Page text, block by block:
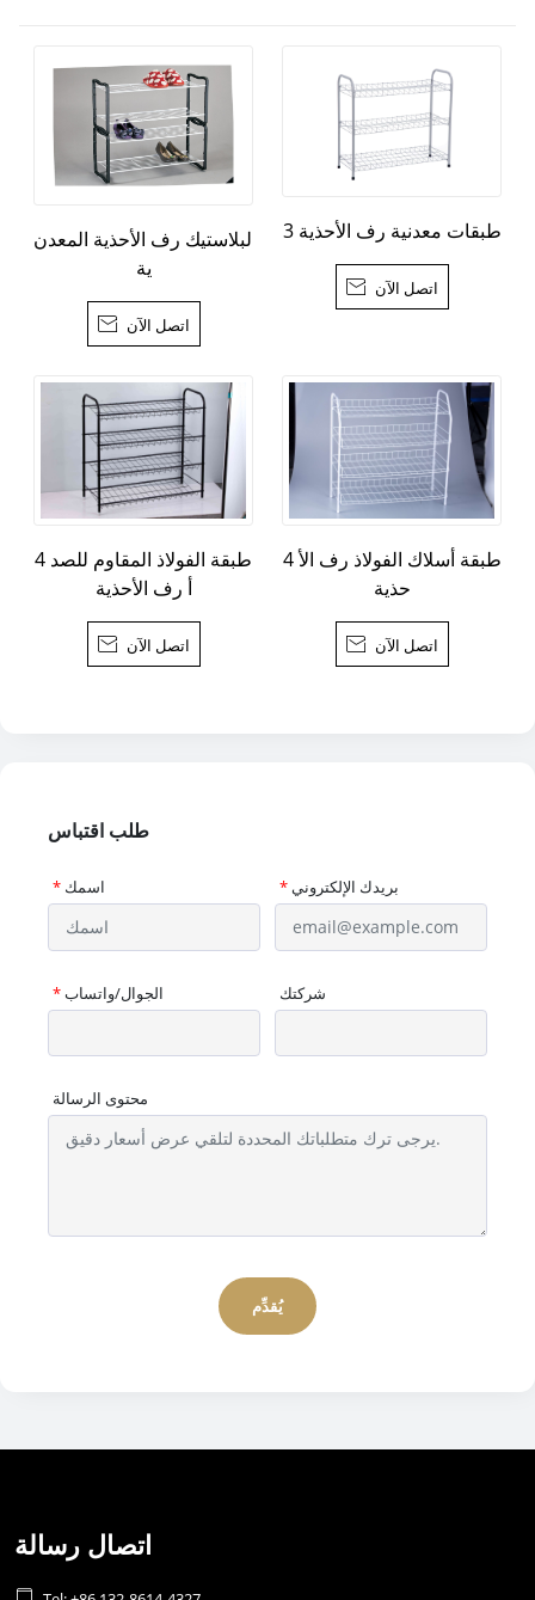
البلاستيك رف الأحذية المعدن
ية
 اتصل الآن
3 طبقات معدنية رف الأحذية
 اتصل الآن
4 طبقة الفولاذ المقاوم للصد
أ رف الأحذية
 اتصل الآن
4 طبقة أسلاك الفولاذ رف الأ
حذية
 اتصل الآن
طلب اقتباس
* اسمك *بريدك الإلكتروني
*الجوال/واتساب شركتك
محتوى الرسالة
يُقدِّم
اتصال رسالة